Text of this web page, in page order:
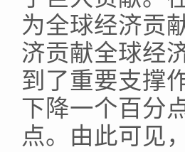
为全球经济贡
济贡献全球经
到了重要支撑
下降一个百分
点。由此可见